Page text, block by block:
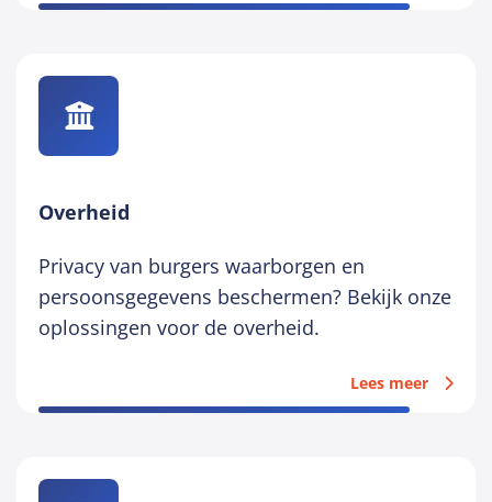
Overheid
Privacy van burgers waarborgen en
persoonsgegevens beschermen? Bekijk onze
oplossingen voor de overheid.
Lees meer